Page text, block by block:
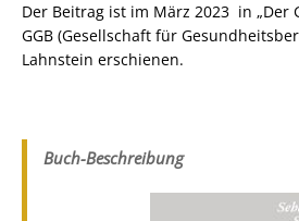
Der Beitrag ist im März 2023 in „Der
GGB (Gesellschaft für
Lahnstein erschienen.
Buch-Beschreibung